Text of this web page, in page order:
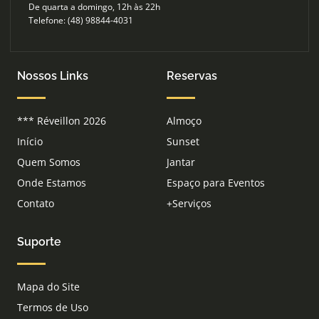
De quarta a domingo, 12h às 22h
Telefone: (48) 98844-4031
Nossos Links
*** Réveillon 2026
Início
Quem Somos
Onde Estamos
Contato
Reservas
Almoço
Sunset
Jantar
Espaço para Eventos
+Serviços
Suporte
Mapa do Site
Termos de Uso